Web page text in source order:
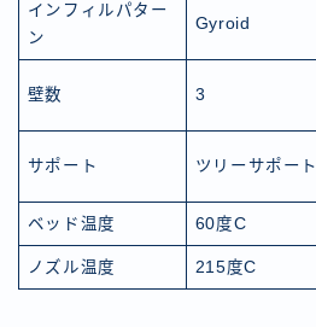
インフィルパター
ン
Gyroid
壁数 3
サポート ツリーサポート
ベッド温度 60度C
ノズル温度 215度C